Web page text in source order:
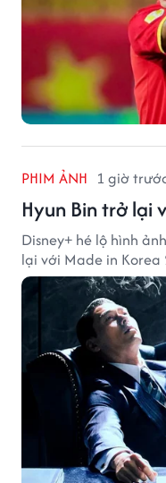
PHIM ẢNH 1 giờ
Hyun Bin trở lại
Disney+ hé lộ hình
lại với Made in Korea